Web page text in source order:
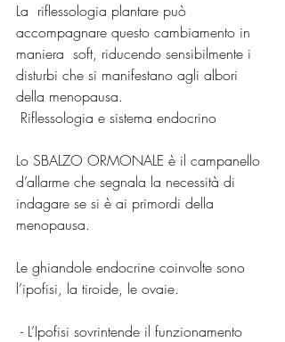
La  riflessologia plantare può
accompagnare questo cambiamento in
maniera  soft, riducendo sensibilmente i
disturbi che si manifestano agli albori
della menopausa.
Riflessologia e sistema endocrino
Lo SBALZO ORMONALE è il campanello
d’allarme che segnala la necessità di
indagare se si è ai primordi della
menopausa.
Le ghiandole endocrine coinvolte sono
l’ipofisi, la tiroide, le ovaie.